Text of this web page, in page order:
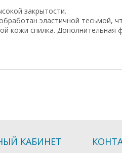
закрытости.
эластичной тесьмой,
кожи спилка. Дополнительная
КАБИНЕТ